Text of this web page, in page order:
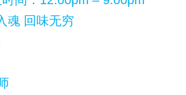
魂 回味无穷